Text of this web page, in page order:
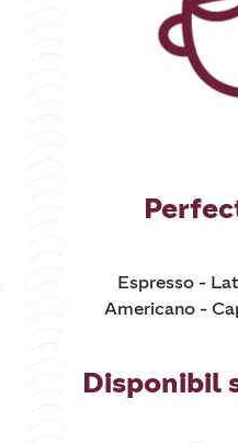
Espresso -
Americano -
Disponibil